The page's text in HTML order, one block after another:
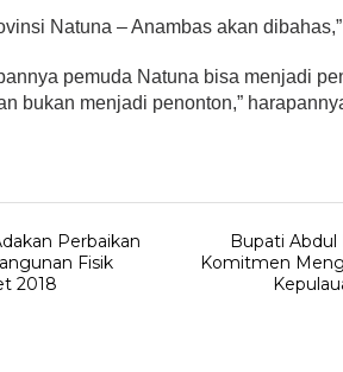
Natuna – Anambas akan
pemuda Natuna bisa menjadi
bukan menjadi penonton,”
Perbaikan
Fisik
2018
Bupati Abdul
Komitmen